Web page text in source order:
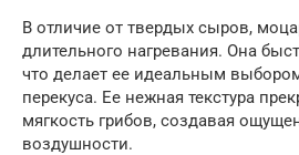
В отличие от твердых сыров,
длительного нагревания. Она
что делает ее идеальным
перекуса. Ее нежная текстура
мягкость грибов, создавая
воздушности.